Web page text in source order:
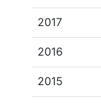
2017
2016
2015